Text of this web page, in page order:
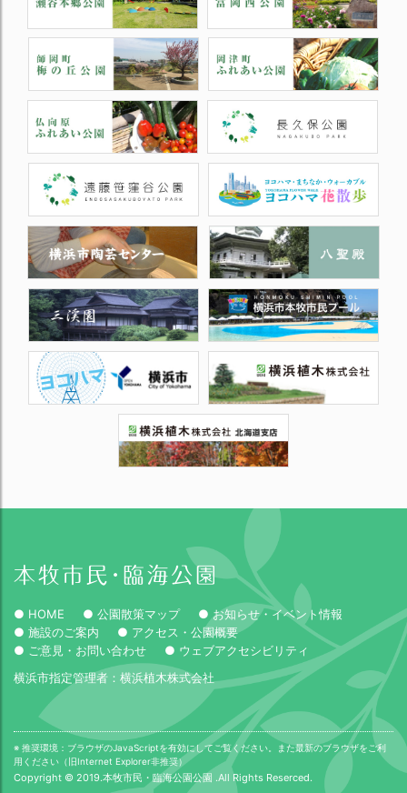
● HOME ● 公園散策マップ
● お知らせ・イベント情報
● 施設のご案内
● アクセス・公園概要
● ご意見・お問い合わせ
● ウェブアクセシビリティ
横浜市指定管理者：横浜植木株式会社
※ 推奨環境：ブラウザのJavaScriptを有効にしてご覧ください。また最新のブラウザをご利
用ください（旧Internet Explorer非推奨）
Copyright © 2019.本牧市民・臨海公園公園 .All Rights Reserced.